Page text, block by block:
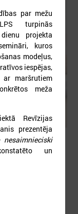
DigiSoc
līguma
par mežu
turpinās
projekta
kuros
modeļus,
iespējas,
ar maršrutiem
meža
Revīzijas
prezentēja
un